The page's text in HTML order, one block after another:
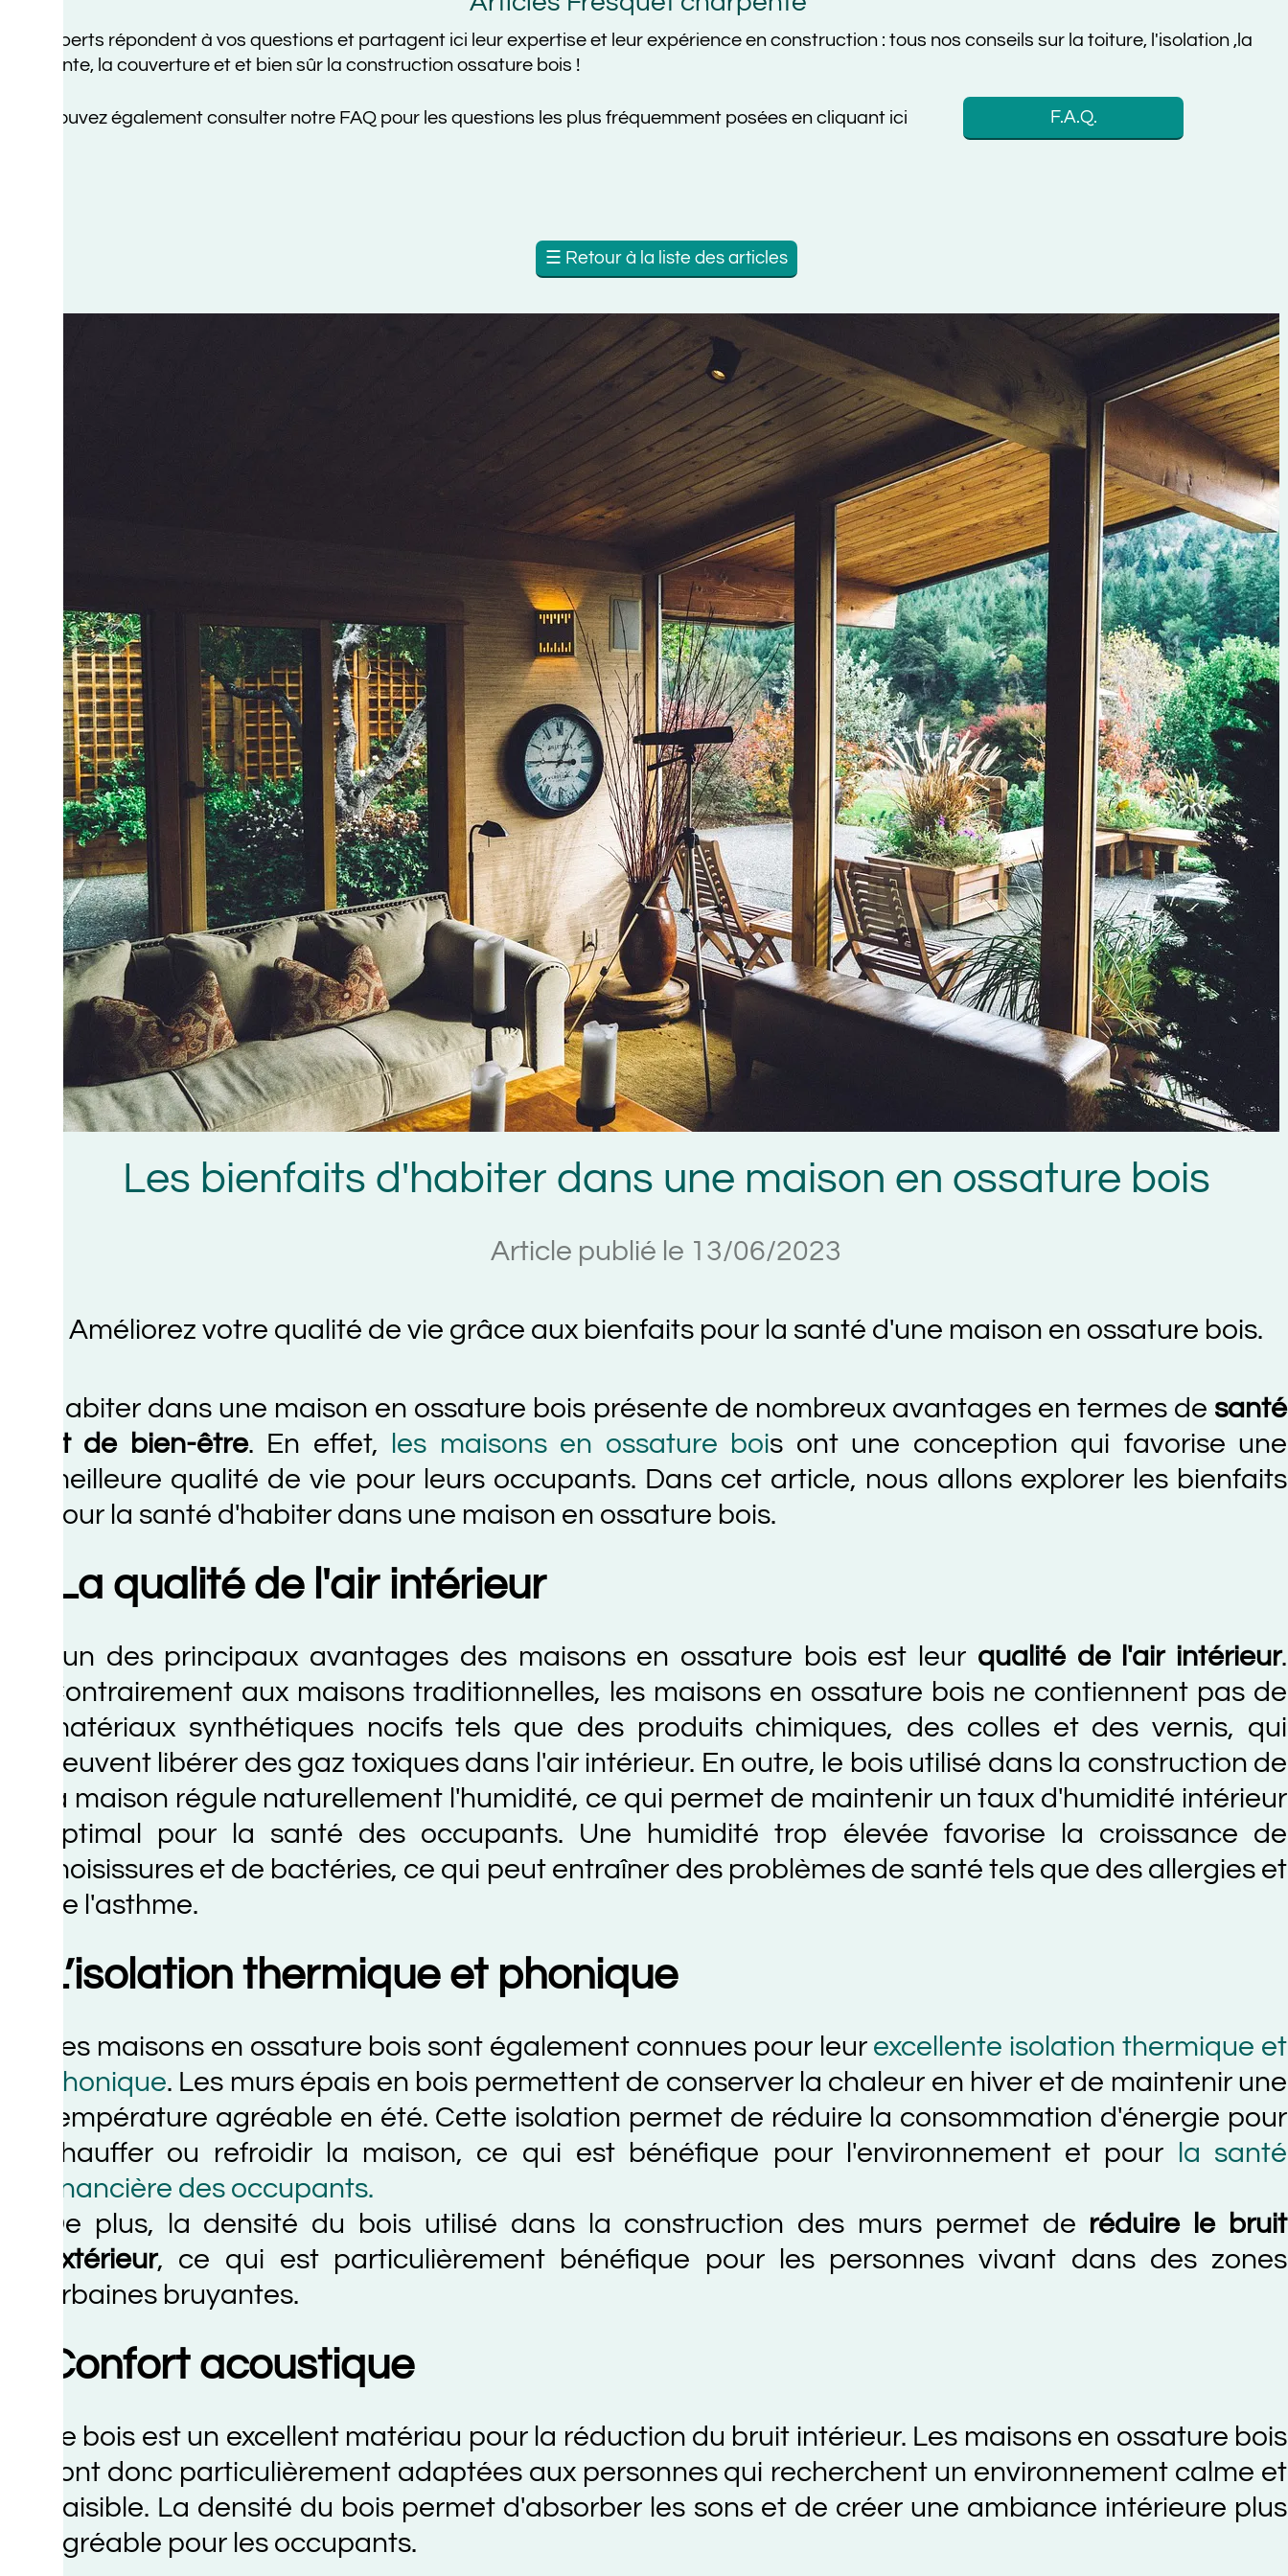
répondent à vos questions et partagent ici leur expertise et leur expérience en construction :tous nos conseils sur la toiture, l'isolation ,la
la couverture et et bien sûr la construction ossature bois !
également consulter notre FAQ pour les questions les plus fréquemment posées en cliquant ici
Retour à la liste des articles
Les bienfaits d'habiter dans une maison en ossature bois
Article publié le 13/06/2023
Améliorez votre qualité de vie grâce aux bienfaits pour la santé d'une maison en ossature bois.
dans une maison en ossature bois présente de nombreux avantages en termes desanté
de bien-être. En effet,les maisons en ossature bois ont une conception qui favorise une
qualité de vie pour leurs occupants. Dans cet article, nous allons explorer les bienfaits
la santé d'habiter dans une maison en ossature bois.
qualité de l'air intérieur
des principaux avantages des maisons en ossature bois est leur qualité de l'air intérieur.
aux maisons traditionnelles, les maisons en ossature bois ne contiennent pas de
synthétiques nocifs tels que des produits chimiques, des colles et des vernis, qui
libérer des gaz toxiques dans l'air intérieur. En outre, le bois utilisé dans la construction de
maison régule naturellement l'humidité, ce qui permet de maintenir un taux d'humidité intérieur
pour la santé des occupants. Une humidité trop élevée favorise la croissance de
et de bactéries, ce qui peut entraîner des problèmes de santé tels que des allergies et
l'asthme.
thermique et phonique
maisons en ossature bois sont également connues pour leurexcellente isolation thermique et
. Les murs épais en bois permettent de conserver la chaleur en hiver et de maintenir une
agréable en été. Cette isolation permet de réduire la consommation d'énergie pour
ou refroidir la maison, ce qui est bénéfique pour l'environnement et pourla santé
des occupants.
plus, la densité du bois utilisé dans la construction des murs permet deréduire le bruit
, ce qui est particulièrement bénéfique pour les personnes vivant dans des zones
bruyantes.
acoustique
bois est un excellent matériau pour la réduction du bruit intérieur. Les maisons en ossature bois
donc particulièrement adaptées aux personnes qui recherchent un environnement calme et
La densité du bois permet d'absorber les sons et de créer une ambiance intérieure plus
pour les occupants.